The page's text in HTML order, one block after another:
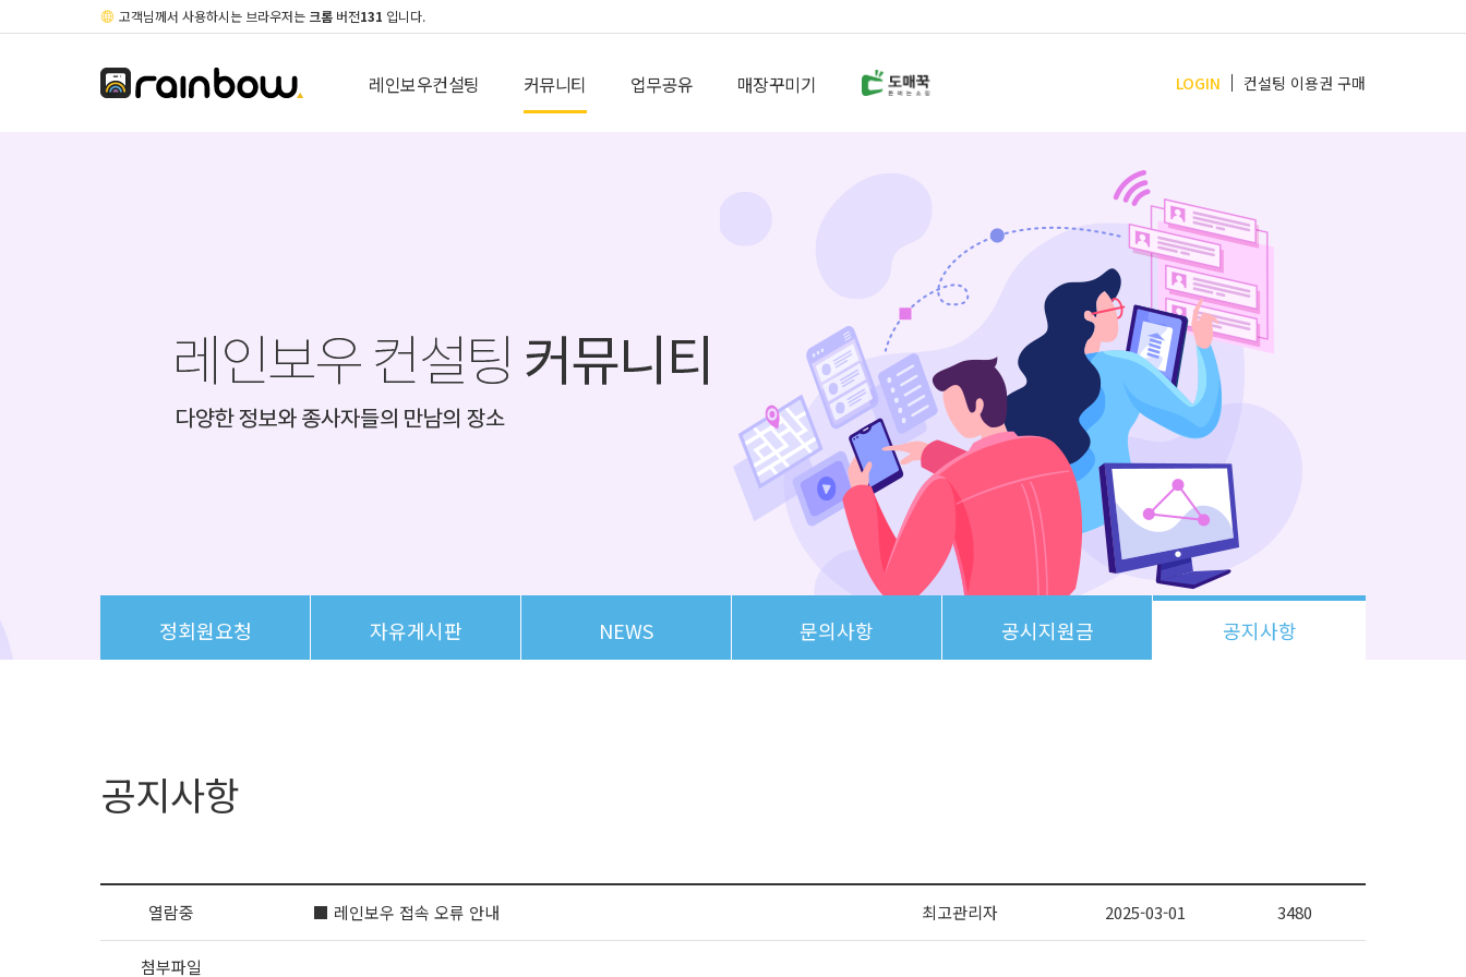
고객님께서 사용하시는 브라우저는 크롬 버전131 입니다.
레인보우컨설팅 커뮤니티 업무공유 매장꾸미기 LOGIN 컨설팅 이용권 구매
정회원요청 자유게시판 NEWS 문의사항 공시지원금 공지사항
공지사항
열람중 ■ 레인보우 접속 오류 안내 최고관리자 2025-03-01 3480
첨부파일